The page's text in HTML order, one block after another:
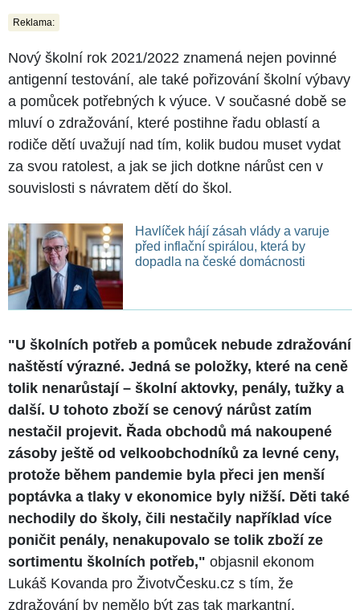
Reklama:
Nový školní rok 2021/2022 znamená nejen povinné
antigenní testování, ale také pořizování školní výbavy
a pomůcek potřebných k výuce. V současné době se
mluví o zdražování, které postihne řadu oblastí a
rodiče dětí uvažují nad tím, kolik budou muset vydat
za svou ratolest, a jak se jich dotkne nárůst cen v
souvislosti s návratem dětí do škol.
Havlíček hájí zásah vlády a varuje
před inflační spirálou, která by
dopadla na české domácnosti
"U školních potřeb a pomůcek nebude zdražování
naštěstí výrazné. Jedná se položky, které na ceně
tolik nenarůstají – školní aktovky, penály, tužky a
další. U tohoto zboží se cenový nárůst zatím
nestačil projevit. Řada obchodů má nakoupené
zásoby ještě od velkoobchodníků za levné ceny,
protože během pandemie byla přeci jen menší
poptávka a tlaky v ekonomice byly nižší. Děti také
nechodily do školy, čili nestačily například více
poničit penály, nenakupovalo se tolik zboží ze
sortimentu školních potřeb," objasnil ekonom
Lukáš Kovanda pro ŽivotvČesku.cz s tím, že
zdražování by nemělo být zas tak markantní.